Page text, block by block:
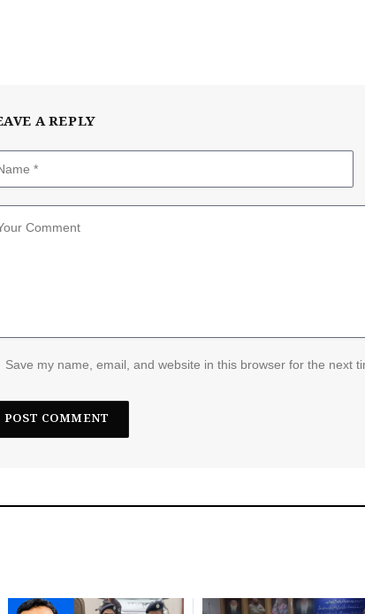
A REPLY
Save my name, email, and website in this browser for the next